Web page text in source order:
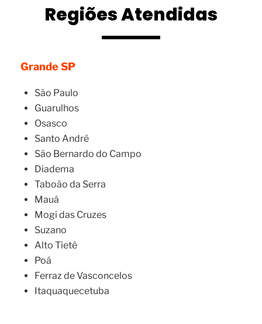
Regiões Atendidas
Grande SP
São Paulo
Guarulhos
Osasco
Santo André
São Bernardo do Campo
Diadema
Taboão da Serra
Mauá
Mogi das Cruzes
Suzano
Alto Tietê
Poá
Ferraz de Vasconcelos
Itaquaquecetuba